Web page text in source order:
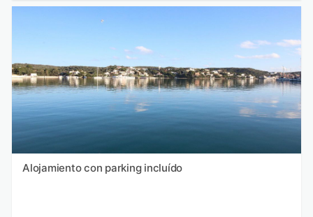
Alojamiento con parking incluído